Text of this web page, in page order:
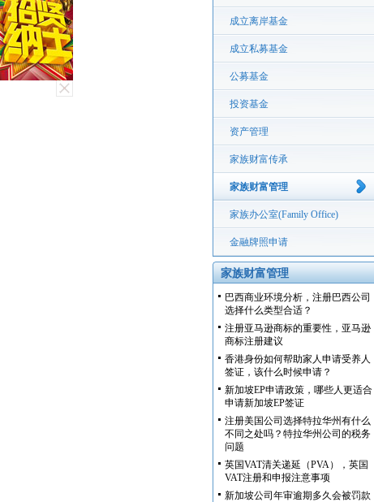
成立离岸基金
成立私募基金
公募基金
投资基金
资产管理
家族财富传承
家族财富管理
家族办公室(Family Office)
金融牌照申请
家族财富管理
巴西商业环境分析，注册巴西公司
选择什么类型合适？
注册亚马逊商标的重要性，亚马逊
商标注册建议
香港身份如何帮助家人申请受养人
签证，该什么时候申请？
新加坡EP申请政策，哪些人更适合
申请新加坡EP签证
注册美国公司选择特拉华州有什么
不同之处吗？特拉华州公司的税务
问题
英国VAT清关递延（PVA），英国
VAT注册和申报注意事项
新加坡公司年审逾期多久会被罚款